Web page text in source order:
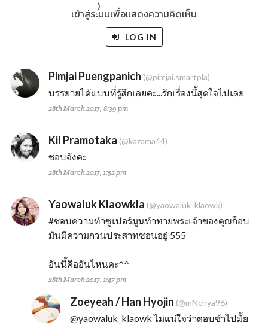
)
เข้าสู่ระบบเพื่อแสดงความคิดเห็น
LOG IN
Pimjai Puengpanich (@pimjai.smartpla)
บรรยายได้แบบที่รู้สึกเลยค่ะ...รักเรื่องนี้สุดใจไปเลย
28th March 2017, 8:39 pm
Kil Pramotaka (@kazama44)
ชอบจังค่ะ
28th March 2017, 1:52 pm
Yaowaluk Klaowkla (@yaowaluk_klaowk)
#ชอบความทำซูเปอร์มูนท้าทายพระเจ้าของคุณก็อบ
มันมีความกวนประสาทซ่อนอยู่ 555
อันนี้คืออันไหนคะ^^
28th March 2017, 1:47 pm
Zoeyeah / Han Hyojin (@mNchya96)
@yaowaluk_klaowkไม่แน่ใจว่าตอบช้าไปมั้ย